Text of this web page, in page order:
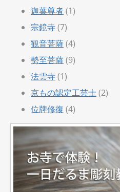
迦葉尊者(1)
宗鏡寺(7)
観音菩薩(4)
勢至菩薩(9)
法雲寺(1)
京もの認定工芸士(2)
位牌修復 (4)